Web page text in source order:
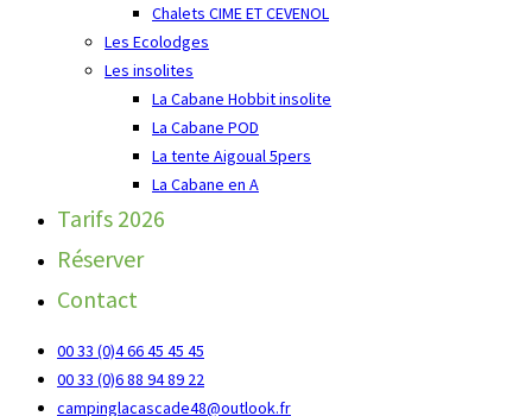
Chalets CIME ET CEVENOL
Les Ecolodges
Les insolites
La Cabane Hobbit insolite
La Cabane POD
La tente Aigoual 5pers
La Cabane en A
Tarifs 2026
Réserver
Contact
00 33 (0)4 66 45 45 45
00 33 (0)6 88 94 89 22
campinglacascade48@outlook.fr